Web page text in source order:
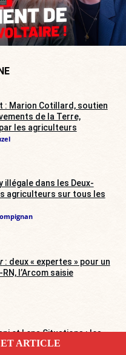
: Marion Cotillard, soutien
de la Terre,
les agriculteurs
illégale dans les Deux-
agriculteurs sur tous les
: deux « expertes » pour un
l’Arcom saisie
et Lena Situations : les
d’Emmanuel Macron ?
ARTICLE